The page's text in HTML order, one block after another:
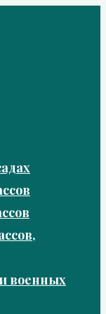
военных